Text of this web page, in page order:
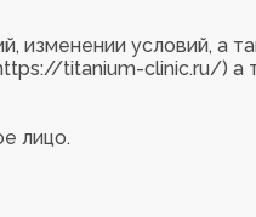
изменении условий,
titanium-clinic.ru/) а
лицо.